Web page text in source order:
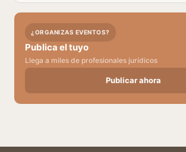
¿ORGANIZAS EVENTOS?
Publica el tuyo
Llega a miles de profesionales jurídicos
Publicar ahora